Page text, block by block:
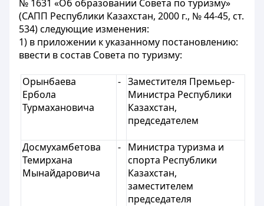
№ 1631 «Об образовании Совета по туризму»
(САПП Республики Казахстан, 2000 г., № 44-45, ст.
534) следующие изменения:
1) в приложении к указанному постановлению:
ввести в состав Совета по туризму:
Орынбаева
Ербола
Турмахановича
- Заместителя Премьер-
Министра Республики
Казахстан,
председателем
Досмухамбетова
Темирхана
Мынайдаровича
- Министра туризма и
спорта Республики
Казахстан,
заместителем
председателя